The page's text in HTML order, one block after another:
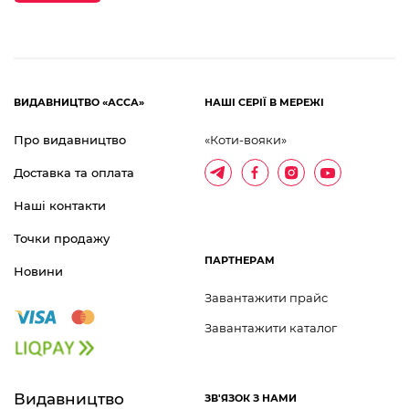
Видавництво ЗВ'ЯЗОК З НАМИ
ВИДАВНИЦТВО «АССА»
Про видавництво
Доставка та оплата
Наші контакти
Точки продажу
Новини
НАШІ СЕРІЇ В МЕРЕЖІ
«Коти-вояки»
ПАРТНЕРАМ
Завантажити прайс
Завантажити каталог